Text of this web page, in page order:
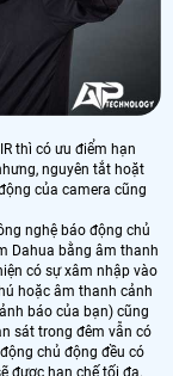
thì có ưu điểm hạn
nguyên tắt hoặt
của camera cũng
nghệ báo động chủ
Dahua bằng âm thanh
có sự xâm nhập vào
hoặc âm thanh cảnh
báo của bạn) cũng
sát trong đêm vẫn có
chủ động đều có
được hạn chế tối đa.